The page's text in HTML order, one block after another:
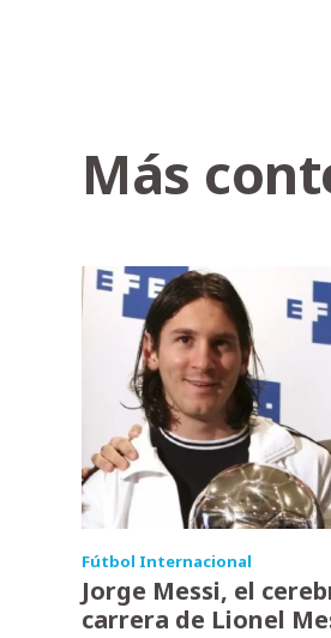
Más
Fútbol Internacional
Jorge Messi, el
carrera de Lionel